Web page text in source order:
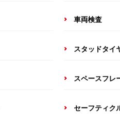
車両検査
スタッドタイ
スペースフレ
セーフティク